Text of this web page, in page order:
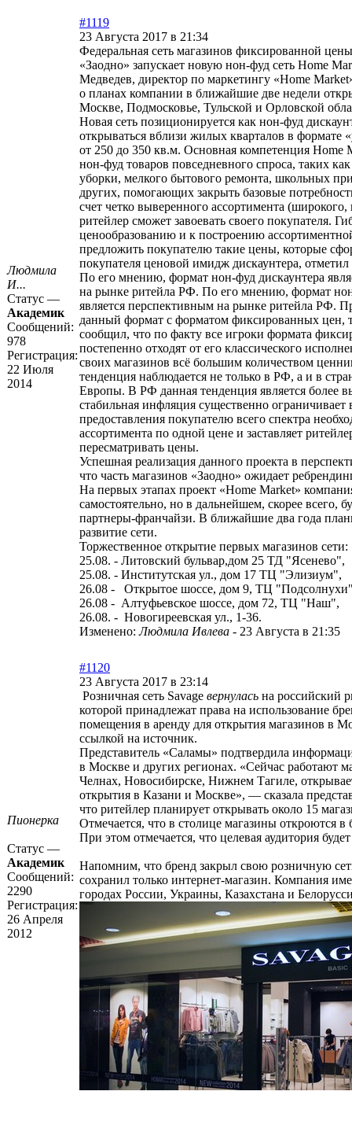
Людмила
И...
Статус —
Академик
Сообщений:
978
Регистрация:
22 Июля
2014
#1119
23 Августа 2017 в 21:34
Федеральная сеть магазинов фиксированной
«Заодно» запускает новую нон-фуд сеть Home
Медведев, директор по маркетингу «Home
о планах компании в ближайшие две недели
Москве, Подмосковье, Тульской и Орловской
Новая сеть позиционируется как нон-фуд
открываться вблизи жилых кварталов в формате
от 250 до 350 кв.м. Основная компетенция Home
нон-фуд товаров повседневного спроса, таких
уборки, мелкого бытового ремонта, школьных
других, помогающих закрыть базовые
счет четко выверенного ассортимента (широкого,
ритейлер сможет завоевать своего покупателя.
ценообразованию и к построению
предложить покупателю такие цены, которые
покупателя ценовой имидж дискаунтера,
По его мнению, формат нон-фуд дискаунтера
на рынке ритейла РФ. По его мнению, формат
является перспективным на рынке ритейла РФ.
данный формат с форматом фиксированных цен,
сообщил, что по факту все игроки формата
постепенно отходят от его классического
своих магазинов всё большим количеством
тенденция наблюдается не только в РФ, а и в
Европы. В РФ данная тенденция является более
стабильная инфляция существенно ограничивает
предоставления покупателю всего спектра
ассортимента по одной цене и заставляет
пересматривать цены.
Успешная реализация данного проекта в
что часть магазинов «Заодно» ожидает
На первых этапах проект «Home Market»
самостоятельно, но в дальнейшем, скорее всего,
партнеры-франчайзи. В ближайшие два года
развитие сети.
Торжественное открытие первых магазинов сети:
25.08. - Литовский бульвар,дом 25 ТД "Ясенево",
25.08. - Институтская ул., дом 17 ТЦ "Элизиум",
26.08 - Открытое шоссе, дом 9, ТЦ
26.08 - Алтуфьевское шоссе, дом 72, ТЦ "Наш",
26.08. - Новогиреевская ул., 1-36.
Изменено:Людмила Ивлева - 23 Августа в 21:35
Пионерка
Статус —
Академик
Сообщений:
2290
Регистрация:
26 Апреля
2012
#1120
23 Августа 2017 в 23:14
Розничная сеть Savage вернулась на российский
которой принадлежат права на использование
помещения в аренду для открытия магазинов в
ссылкой на источник.
Представитель «Саламы» подтвердила
в Москве и других регионах. «Сейчас работают
Челнах, Новосибирске, Нижнем Тагиле,
открытия в Казани и Москве», — сказала
что ритейлер планирует открывать около 15
Отмечается, что в столице магазины откроются
При этом отмечается, что целевая аудитория
Напомним, что бренд закрыл свою розничную
сохранил только интернет-магазин. Компания
городах России, Украины, Казахстана и